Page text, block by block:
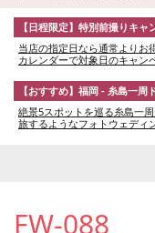
【日程限定】特別前撮りキャ
当店の指定日なら通常よりお
カレンダーで対象日のキャン
【おすすめ】福岡 - 糸島一周
絶景5スポットを巡る糸島一
旅するようなフォトウェディ
FW-088